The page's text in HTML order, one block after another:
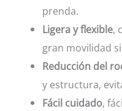
prenda.
Ligera y flexible,
gran movilidad
Reducción del
y estructura,
Fácil cuidado,